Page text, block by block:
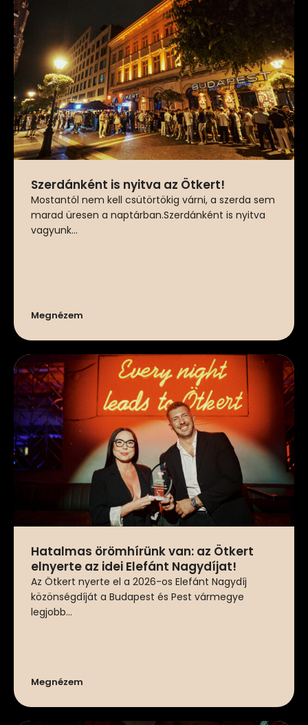
Szerdánként is nyitva az Ötkert!
Mostantól nem kell csütörtökig várni, a szerda sem
marad üresen a naptárban.Szerdánként is nyitva
vagyunk...
Megnézem
Hatalmas örömhírünk van: az Ötkert
elnyerte az idei Elefánt Nagydíjat!
Az Ötkert nyerte el a 2026-os Elefánt Nagydíj
közönségdíját a Budapest és Pest vármegye
legjobb...
Megnézem